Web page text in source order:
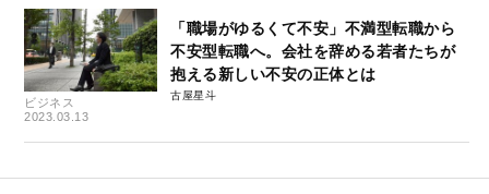
ビジネス
2023.03.13
「職場がゆるくて不安」不満型転職から
不安型転職へ。会社を辞める若者たちが
抱える新しい不安の正体とは
古屋星斗